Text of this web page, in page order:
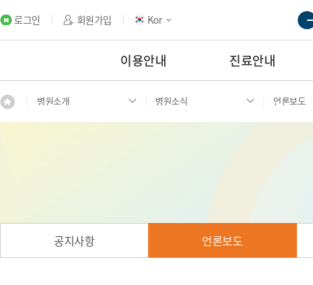
로그인 회원가입 Kor
이용안내 진료안내
병원소개 병원소식 언론보도
공지사항 언론보도